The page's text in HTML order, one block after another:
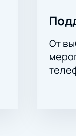
От